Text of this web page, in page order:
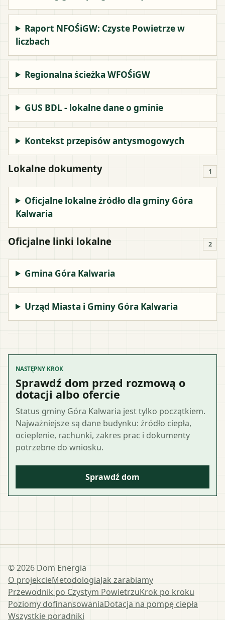
Raport NFOŚiGW: Czyste Powietrze w
liczbach
Regionalna ścieżka WFOŚiGW
GUS BDL - lokalne dane o gminie
Kontekst przepisów antysmogowych
Lokalne dokumenty 1
Oficjalne lokalne źródło dla gminy Góra
Kalwaria
Oficjalne linki lokalne 2
Gmina Góra Kalwaria
Urząd Miasta i Gminy Góra Kalwaria
NASTĘPNY KROK
Sprawdź dom przed rozmową o
dotacji albo ofercie
Status gminy Góra Kalwaria jest tylko początkiem.
Najważniejsze są dane budynku: źródło ciepła,
ocieplenie, rachunki, zakres prac i dokumenty
potrzebne do wniosku.
Sprawdź dom
©2026 Dom Energia
O projekcieMetodologiaJak zarabiamy
Przewodnik po Czystym PowietrzuKrok po kroku
Poziomy dofinansowaniaDotacja na pompę ciepła
Wszystkie poradniki